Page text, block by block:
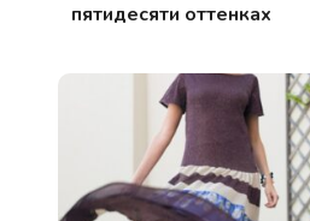
пятидесяти оттенках